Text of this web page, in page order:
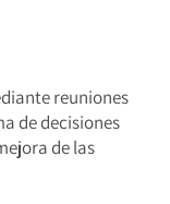
reuniones
de decisiones
de las